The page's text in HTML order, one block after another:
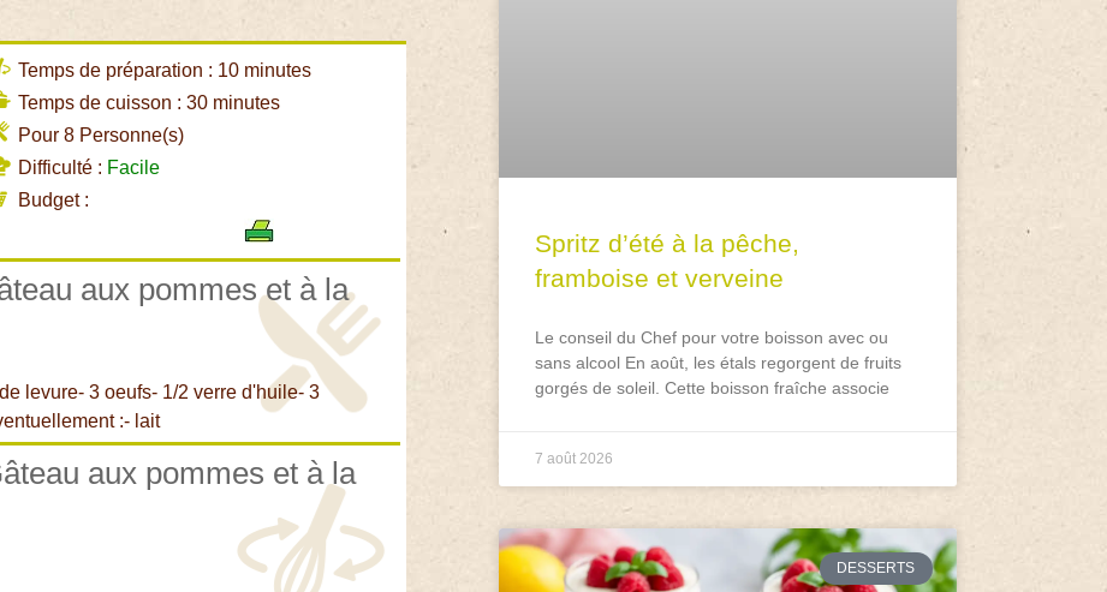
Temps de préparation : 10 minutes
Temps de cuisson : 30 minutes
Pour 8 Personne(s)
Difficulté : Facile
Budget :
aux pommes et à la
levure- 3 oeufs- 1/2 verre d'huile- 3
:- lait
aux pommes et à la
Spritz d’été à la pêche,
framboise et verveine
Le conseil du Chef pour votre boisson avec ou
sans alcool En août, les étals regorgent de fruits
gorgés de soleil. Cette boisson fraîche associe
7 août 2026
DESSERTS